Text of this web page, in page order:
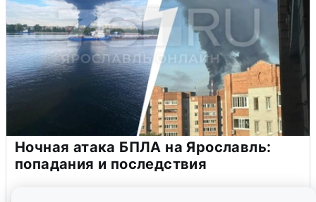
Ночная атака БПЛА на Ярославль:
попадания и последствия